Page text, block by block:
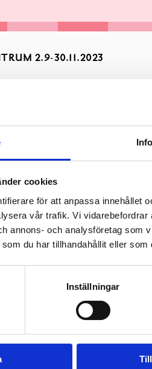
cookies
för att anpassa innehållet
vår trafik. Vi
annons- och analysföretag som
du har tillhandahållit eller
Inställningar
2.9-30.11.2023
ti & to 11-19, ons & fre 9-17,